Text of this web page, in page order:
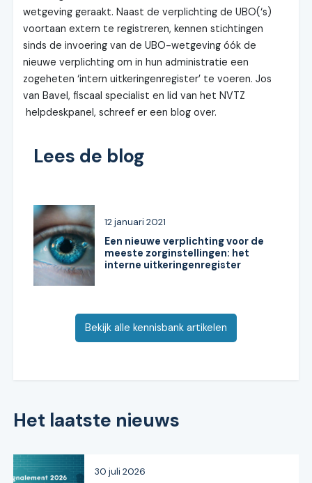
wetgeving geraakt. Naast de verplichting de UBO(‘s)
voortaan extern te registreren, kennen stichtingen
sinds de invoering van de UBO-wetgeving óók de
nieuwe verplichting om in hun administratie een
zogeheten ‘intern uitkeringenregister’ te voeren. Jos
van Bavel, fiscaal specialist en lid van het NVTZ
helpdeskpanel, schreef er een blog over.
Lees de blog
Een nieuwe verplichting voor de
meeste zorginstellingen: het
interne uitkeringenregister
12 januari 2021
Bekijk alle kennisbank artikelen
Het laatste nieuws
30 juli 2026